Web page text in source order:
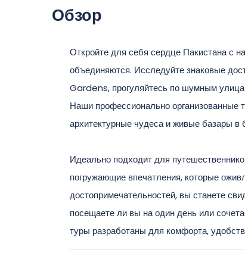
Обзор
Откройте для себя сердце Пакистана с
объединяются. Исследуйте знаковые
Gardens, прогуляйтесь по шумным
Наши профессионально организованные
архитектурные чудеса и живые базары
Идеально подходит для
погружающие впечатления, которые
достопримечательностей, вы станете
посещаете ли вы на один день или
туры разработаны для комфорта,